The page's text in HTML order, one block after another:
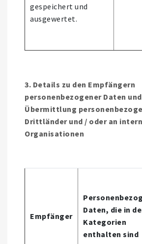
gespeichert und
ausgewertet.
3. Details zu den Empfängern
personenbezogener Daten
Übermittlung
Drittländer und / oder an
Organisationen
Empfänger
Daten, die in
Kategorien
enthalten sind